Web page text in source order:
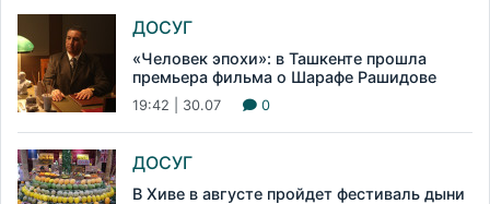
ДОСУГ
«Человек эпохи»: в Ташкенте прошла
премьера фильма о Шарафе Рашидове
19:42 | 30.07 0
ДОСУГ
В Хиве в августе пройдет фестиваль дыни